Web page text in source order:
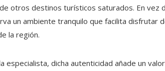
otros destinos turísticos saturados. En vez
un ambiente tranquilo que facilita disfrutar
la región.
especialista, dicha autenticidad añade un